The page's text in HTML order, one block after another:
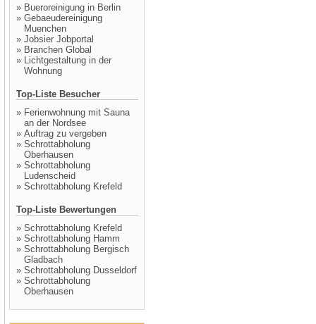
» Bueroreinigung in Berlin
» Gebaeudereinigung
Muenchen
» Jobsier Jobportal
» Branchen Global
» Lichtgestaltung in der
Wohnung
Top-Liste Besucher
» Ferienwohnung mit Sauna
an der Nordsee
» Auftrag zu vergeben
» Schrottabholung
Oberhausen
» Schrottabholung
Ludenscheid
» Schrottabholung Krefeld
Top-Liste Bewertungen
» Schrottabholung Krefeld
» Schrottabholung Hamm
» Schrottabholung Bergisch
Gladbach
» Schrottabholung Dusseldorf
» Schrottabholung
Oberhausen